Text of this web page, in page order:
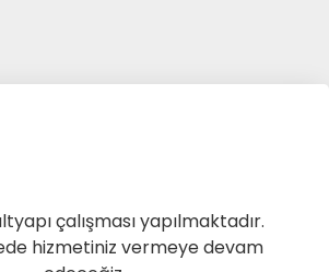
çalışması yapılmaktadır.
hizmetiniz vermeye devam